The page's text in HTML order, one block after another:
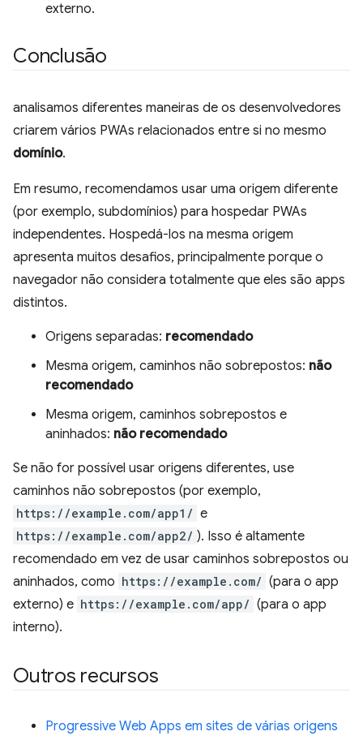
externo.
Conclusão
analisamos diferentes maneiras de os desenvolvedores
criarem vários PWAs relacionados entre si no mesmo
domínio.
Em resumo, recomendamos usar uma origem diferente
(por exemplo, subdomínios) para hospedar PWAs
independentes. Hospedá-los na mesma origem
apresenta muitos desafios, principalmente porque o
navegador não considera totalmente que eles são apps
distintos.
Origens separadas: recomendado
Mesma origem, caminhos não sobrepostos: não
recomendado
Mesma origem, caminhos sobrepostos e
aninhados: não recomendado
Se não for possível usar origens diferentes, use
caminhos não sobrepostos (por exemplo,
https://example.com/app1/ e
https://example.com/app2/ ). Isso é altamente
recomendado em vez de usar caminhos sobrepostos ou
aninhados, como https://example.com/ (para o app
externo) e https://example.com/app/ (para o app
interno).
Outros recursos
Progressive Web Apps em sites de várias origens